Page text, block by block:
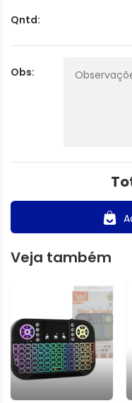
Qntd:
Obs:
Veja também